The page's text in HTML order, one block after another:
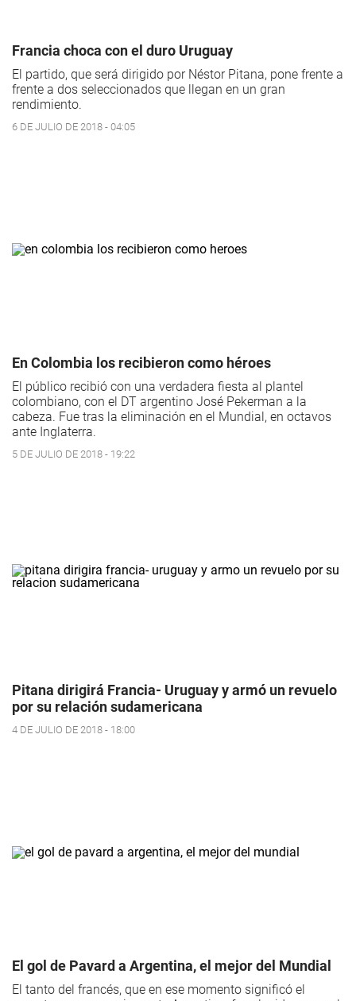
Francia choca con el duro Uruguay
El partido, que será dirigido por Néstor Pitana, pone frente a
frente a dos seleccionados que llegan en un gran
rendimiento.
6 DE JULIO DE 2018 - 04:05
En Colombia los recibieron como héroes
El público recibió con una verdadera fiesta al plantel
colombiano, con el DT argentino José Pekerman a la
cabeza. Fue tras la eliminación en el Mundial, en octavos
ante Inglaterra.
5 DE JULIO DE 2018 - 19:22
Pitana dirigirá Francia- Uruguay y armó un revuelo
por su relación sudamericana
4 DE JULIO DE 2018 - 18:00
El gol de Pavard a Argentina, el mejor del Mundial
El tanto del francés, que en ese momento significó el